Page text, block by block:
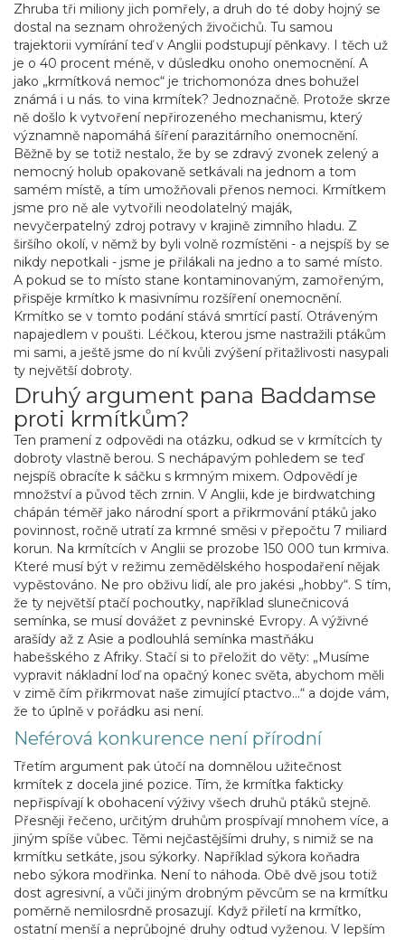
Zhruba tři miliony jich pomřely, a druh do té doby hojný se
dostal na seznam ohrožených živočichů. Tu samou
trajektorii vymírání teď v Anglii podstupují pěnkavy. I těch už
je o 40 procent méně, v důsledku onoho onemocnění. A
jako „krmítková nemoc“ je trichomonóza dnes bohužel
známá i u nás. to vina krmítek? Jednoznačně. Protože skrze
ně došlo k vytvoření nepřirozeného mechanismu, který
významně napomáhá šíření parazitárního onemocnění.
Běžně by se totiž nestalo, že by se zdravý zvonek zelený a
nemocný holub opakovaně setkávali na jednom a tom
samém místě, a tím umožňovali přenos nemoci. Krmítkem
jsme pro ně ale vytvořili neodolatelný maják,
nevyčerpatelný zdroj potravy v krajině zimního hladu. Z
širšího okolí, v němž by byli volně rozmístěni - a nejspíš by se
nikdy nepotkali - jsme je přilákali na jedno a to samé místo.
A pokud se to místo stane kontaminovaným, zamořeným,
přispěje krmítko k masivnímu rozšíření onemocnění.
Krmítko se v tomto podání stává smrtící pastí. Otráveným
napajedlem v poušti. Léčkou, kterou jsme nastražili ptákům
mi sami, a ještě jsme do ní kvůli zvýšení přitažlivosti nasypali
ty největší dobroty.
Druhý argument pana Baddamse
proti krmítkům?
Ten pramení z odpovědi na otázku, odkud se v krmítcích ty
dobroty vlastně berou. S nechápavým pohledem se teď
nejspíš obracíte k sáčku s krmným mixem. Odpovědí je
množství a původ těch zrnin. V Anglii, kde je birdwatching
chápán téměř jako národní sport a přikrmování ptáků jako
povinnost, ročně utratí za krmné směsi v přepočtu 7 miliard
korun. Na krmítcích v Anglii se prozobe 150 000 tun krmiva.
Které musí být v režimu zemědělského hospodaření nějak
vypěstováno. Ne pro obživu lidí, ale pro jakési „hobby“. S tím,
že ty největší ptačí pochoutky, například slunečnicová
semínka, se musí dovážet z pevninské Evropy. A výživné
arašídy až z Asie a podlouhlá semínka mastňáku
habešského z Afriky. Stačí si to přeložit do věty: „Musíme
vypravit nákladní loď na opačný konec světa, abychom měli
v zimě čím přikrmovat naše zimující ptactvo…“ a dojde vám,
že to úplně v pořádku asi není.
Neférová konkurence není přírodní
Třetím argument pak útočí na domnělou užitečnost
krmítek z docela jiné pozice. Tím, že krmítka fakticky
nepřispívají k obohacení výživy všech druhů ptáků stejně.
Přesněji řečeno, určitým druhům prospívají mnohem více, a
jiným spíše vůbec. Těmi nejčastějšími druhy, s nimiž se na
krmítku setkáte, jsou sýkorky. Například sýkora koňadra
nebo sýkora modřinka. Není to náhoda. Obě dvě jsou totiž
dost agresivní, a vůči jiným drobným pěvcům se na krmítku
poměrně nemilosrdně prosazují. Když přiletí na krmítko,
ostatní menší a neprůbojné druhy odtud vyženou. V lepším